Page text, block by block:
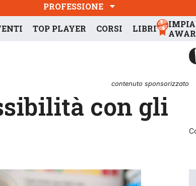
PROFESSIONE
TOP PLAYER CORSI LIBRI
contenuto sponsorizzato
con gli